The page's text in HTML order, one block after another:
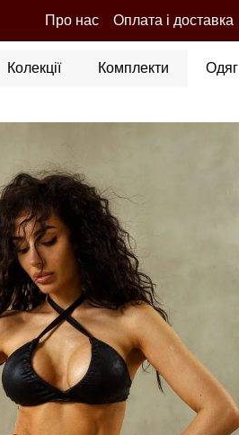
Про нас Оплата і доставка
Колекції Комплекти Одяг